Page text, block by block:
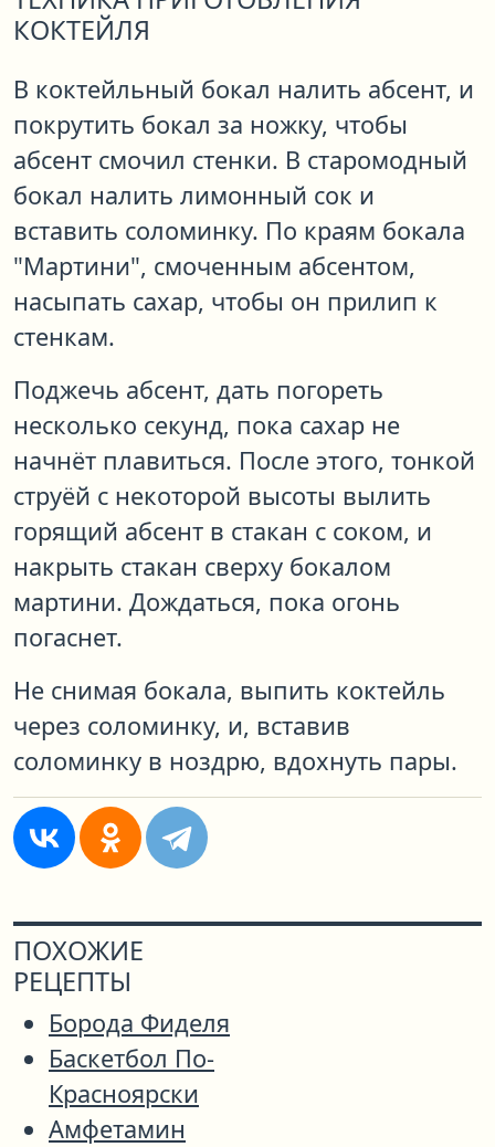
КОКТЕЙЛЯ
В коктейльный бокал налить абсент, и
покрутить бокал за ножку, чтобы
абсент смочил стенки. В старомодный
бокал налить лимонный сок и
вставить соломинку. По краям бокала
"Мартини", смоченным абсентом,
насыпать сахар, чтобы он прилип к
стенкам.
Поджечь абсент, дать погореть
несколько секунд, пока сахар не
начнёт плавиться. После этого, тонкой
струёй с некоторой высоты вылить
горящий абсент в стакан с соком, и
накрыть стакан сверху бокалом
мартини. Дождаться, пока огонь
погаснет.
Не снимая бокала, выпить коктейль
через соломинку, и, вставив
соломинку в ноздрю, вдохнуть пары.
ПОХОЖИЕ
РЕЦЕПТЫ
Борода Фиделя
Баскетбол По-
Красноярски
Амфетамин